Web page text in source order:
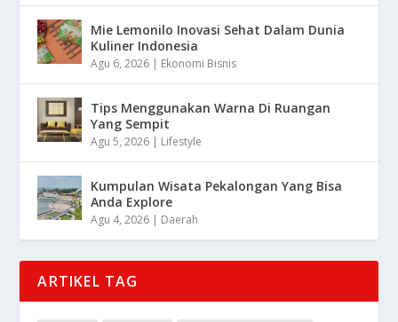
Mie Lemonilo Inovasi Sehat Dalam Dunia
Kuliner Indonesia
Agu 6, 2026 | Ekonomi Bisnis
Tips Menggunakan Warna Di Ruangan
Yang Sempit
Agu 5, 2026 | Lifestyle
Kumpulan Wisata Pekalongan Yang Bisa
Anda Explore
Agu 4, 2026 | Daerah
ARTIKEL TAG